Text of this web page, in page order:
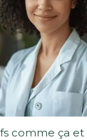
comme ça